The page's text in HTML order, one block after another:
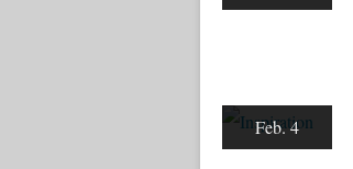
Feb. 4